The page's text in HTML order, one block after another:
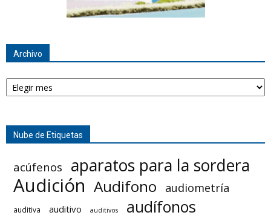
Archivo
Archivo
Nube de Etiquetas
acúfenos aparatos para la sordera
Audición Audifono audiometría
auditiva auditivo auditivos audífonos